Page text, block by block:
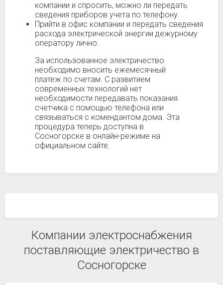
компании и спросить, можно ли передать
сведения приборов учета по телефону.
Прийти в офис компании и передать сведения
расхода электрической энергии дежурному
оператору лично.
За использованное электричество
необходимо вносить ежемесячный
платеж по счетам. С развитием
современных технологий нет
необходимости передавать показания
счетчика с помощью телефона или
связываться с комендантом дома. Эта
процедура теперь доступна в
Сосногорске в онлайн-режиме на
официальном сайте.
Компании электроснабжения
поставляющие электричество в
Сосногорске